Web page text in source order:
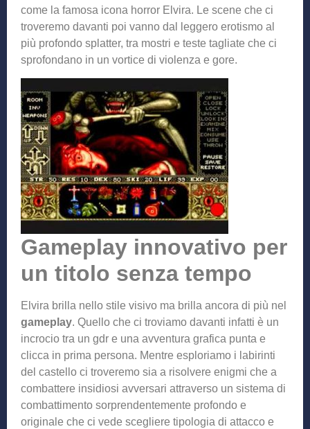
come la famosa icona horror Elvira. Le scene che ci
troveremo davanti poi vanno dal leggero erotismo al
più profondo splatter, tra mostri e teste tagliate che ci
sprofondano in un vortice di violenza e gore.
Gameplay innovativo per
un titolo senza tempo
Elvira brilla nello stile visivo ma brilla ancora di più nel
gameplay. Quello che ci troviamo davanti infatti è un
incrocio tra un gdr e una avventura grafica punta e
clicca in prima persona. Mentre esploriamo i labirinti
del castello ci troveremo sia a risolvere enigmi che a
combattere insidiosi avversari attraverso un sistema di
combattimento sorprendentemente profondo e
originale che ci vede scegliere tipologia di attacco e